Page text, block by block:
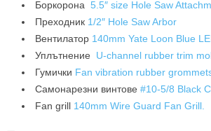
Боркорона 5.5″ size Hole Saw
Преходник 1/2″ Hole Saw Arbor
Вентилатор 140mm Yate Loon Blue
Уплътнение U-channel rubber trim
Гумички Fan vibration rubber
Самонарезни винтове #10-5/8 Black
Fan grill 140mm Wire Guard Fan Grill.